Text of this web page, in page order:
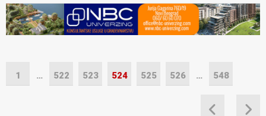
1 … 522 523 524 525 526 … 548